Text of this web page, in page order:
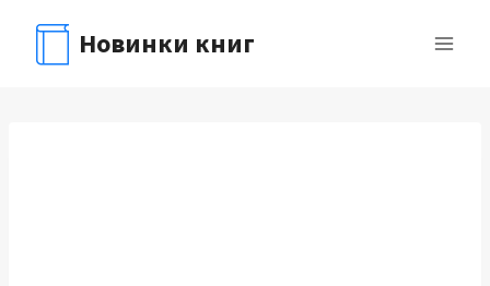
содержимому
Новинки книг